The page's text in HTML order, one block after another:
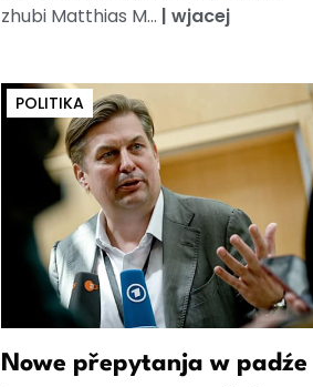
zhubi Matthias M... | wjacej
POLITIKA
Nowe přepytanja w padźe